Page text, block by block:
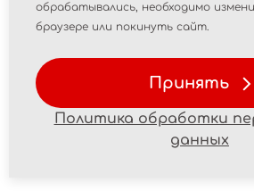
обрабатывались, необходимо
браузере или покинуть сайт.
Принять
Политика обработки
данных